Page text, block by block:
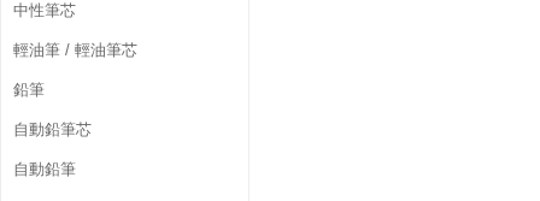
中性筆芯
輕油筆 / 輕油筆芯
鉛筆
自動鉛筆芯
自動鉛筆